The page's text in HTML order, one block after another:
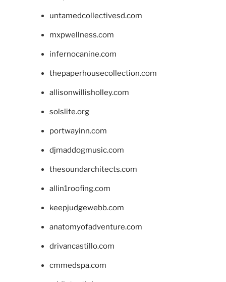
untamedcollectivesd.com
mxpwellness.com
infernocanine.com
thepaperhousecollection.com
allisonwillisholley.com
solslite.org
portwayinn.com
djmaddogmusic.com
thesoundarchitects.com
allin1roofing.com
keepjudgewebb.com
anatomyofadventure.com
drivancastillo.com
cmmedspa.com